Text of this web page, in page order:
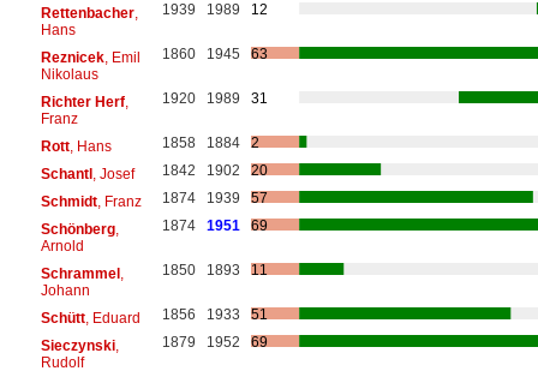
Rettenbacher,
Hans
1939 1989 12
Reznicek, Emil
Nikolaus
1860 1945 63
Richter Herf,
Franz
1920 1989 31
Rott, Hans 1858 1884
2
Schantl , Josef 1842 1902
20
Schmidt, Franz 1874 1939
57
Schönberg,
Arnold
1874 1951 69
Schrammel ,
Johann
1850 1893 11
Schütt, Eduard 1856 1933
51
Sieczynski,
Rudolf
1879 1952 69